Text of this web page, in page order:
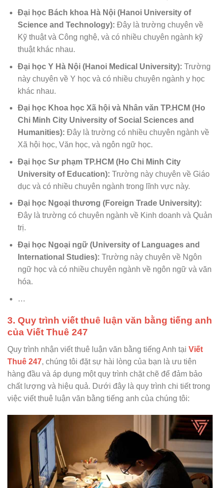
Đại học Bách khoa Hà Nội (Hanoi University of
Science and Technology): Đây là trường chuyên về
Kỹ thuật và Công nghệ, và có nhiều chuyên ngành kỹ
thuật khác nhau.
Đại học Y Hà Nội (Hanoi Medical University): Trường
này chuyên về Y học và có nhiều chuyên ngành y học
khác nhau.
Đại học Khoa học Xã hội và Nhân văn TP.HCM (Ho
Chi Minh City University of Social Sciences and
Humanities): Đây là trường có nhiều chuyên ngành về
Xã hội học, Văn học, và ngôn ngữ học.
Đại học Sư phạm TP.HCM (Ho Chi Minh City
University of Education): Trường này chuyên về Giáo
dục và có nhiều chuyên ngành trong lĩnh vực này.
Đại học Ngoại thương (Foreign Trade University):
Đây là trường có chuyên ngành về Kinh doanh và Quản
trị.
Đại học Ngoại ngữ (University of Languages and
International Studies): Trường này chuyên về Ngôn
ngữ học và có nhiều chuyên ngành về ngôn ngữ và văn
hóa.
…
3. Quy trình viết thuê luận văn bằng tiếng anh
của Viết Thuê 247
Quy trình nhận viết thuê luận văn bằng tiếng Anh tại Viết
Thuê 247, chúng tôi đặt sự hài lòng của bạn là ưu tiên
hàng đầu và áp dụng một quy trình chặt chẽ để đảm bảo
chất lượng và hiệu quả. Dưới đây là quy trình chi tiết trong
việc viết thuê luận văn bằng tiếng anh của chúng tôi: